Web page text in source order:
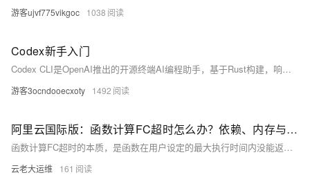
游客ujvf775vikgoc 1038
Codex新手入门
Codex CLI是OpenAI推出的开源终端AI编程助手，基于Rust构建，响应超快（240+ tokens/s），成本仅Claude Code的1/3。支持文件系统操作、并行任务与模型切换，兼顾安全沙箱与高效开发，专为快速原型设计而生。
游客3ocndooecxoty 1492
阿里云国际版：函数计算FC超时怎么办？依赖、内存与日志排查指南
函数计算FC超时的本质，是函数在用户设定的最大执行时间内没能返回结果。这个时间理论上最长可以配到300秒甚至更久，但很多业务场景里，即便把上限拉满，一次冷启动配合模型推理依然会让函数撞线。
云老大运维 161